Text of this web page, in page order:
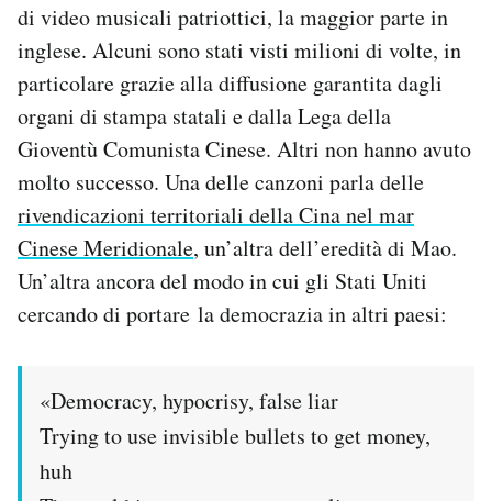
di video musicali patriottici, la maggior parte in
inglese. Alcuni sono stati visti milioni di volte, in
particolare grazie alla diffusione garantita dagli
organi di stampa statali e dalla Lega della
Gioventù Comunista Cinese. Altri non hanno avuto
molto successo. Una delle canzoni parla delle
rivendicazioni territoriali della Cina nel mar
Cinese Meridionale, un’altra dell’eredità di Mao.
Un’altra ancora del modo in cui gli Stati Uniti
cercando di portare la democrazia in altri paesi:
«Democracy, hypocrisy, false liar
Trying to use invisible bullets to get money,
huh